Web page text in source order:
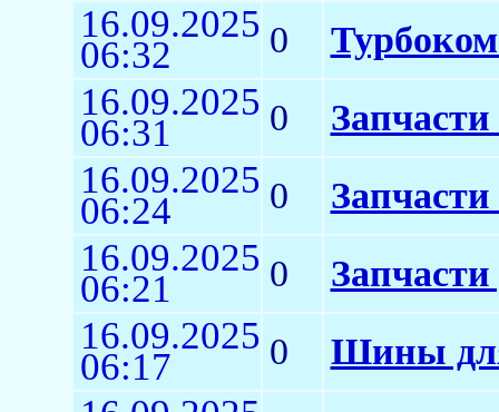
16.09.2025
06:32 0
16.09.2025
06:31 0 Запчасти
16.09.2025
06:24 0 Запчасти
16.09.2025
06:21 0 Запчасти
16.09.2025
06:17 0 Шины